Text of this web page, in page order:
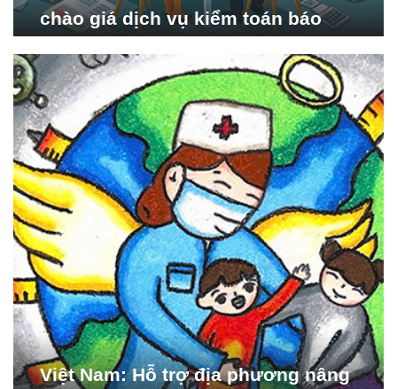
chào giá dịch vụ kiểm toán báo
Nghiên cứu Phát triển Xã
hội_ISDS)
Việt Nam: Hỗ trợ địa phương nâng